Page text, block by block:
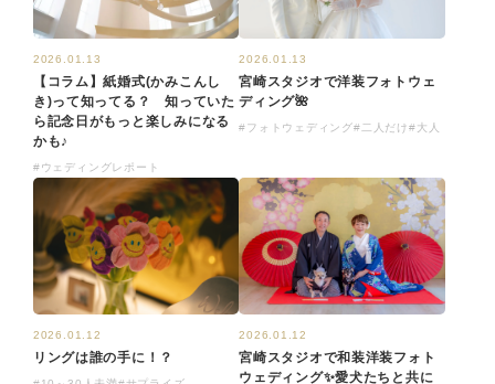
2026.01.13
【コラム】紙婚式(かみこんし
き)って知ってる？ 知っていた
ら記念日がもっと楽しみになる
かも♪
#ウェディングレポート
2026.01.13
宮崎スタジオで洋装フォトウェ
ディング🌺
#フォトウェディング#二人だけ#大人
2026.01.12
リングは誰の手に！？
2026.01.12
宮崎スタジオで和装洋装フォト
ウェディング✨愛犬たちと共に